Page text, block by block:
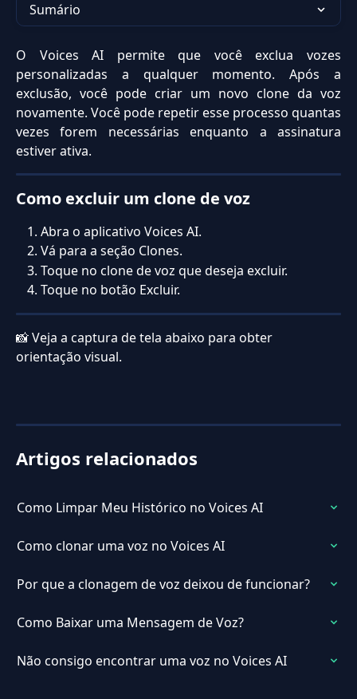
Sumário
O Voices AI permite que você exclua vozes
personalizadas a qualquer momento. Após a
exclusão, você pode criar um novo clone da voz
novamente. Você pode repetir esse processo quantas
vezes forem necessárias enquanto a assinatura
estiver ativa.
Como excluir um clone de voz
Abra o aplicativo Voices AI.
Vá para a seção Clones.
Toque no clone de voz que deseja excluir.
Toque no botão Excluir.
📸 Veja a captura de tela abaixo para obter
orientação visual.
Artigos relacionados
Como Limpar Meu Histórico no Voices AI
Como clonar uma voz no Voices AI
Por que a clonagem de voz deixou de funcionar?
Como Baixar uma Mensagem de Voz?
Não consigo encontrar uma voz no Voices AI